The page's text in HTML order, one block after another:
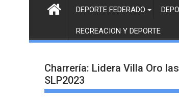
DEPORTE FEDERADO
RECREACION Y DEPORTE
Charrería: Lidera Villa Oro
SLP2023